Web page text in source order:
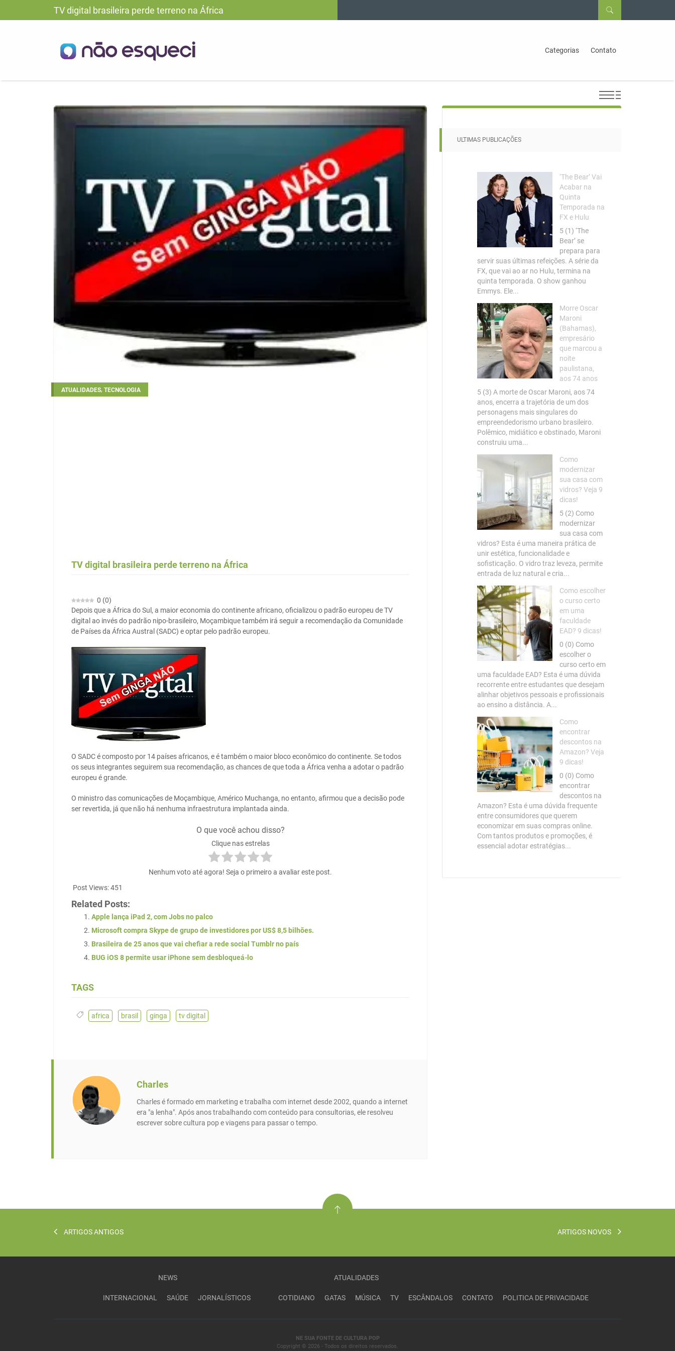
TV digital brasileira perde terreno na África
Categorias Contato
ATUALIDADES, TECNOLOGIA
TV digital brasileira perde terreno na África
0 (0)
Depois que a África do Sul, a maior economia do continente africano, oficializou o padrão europeu de TV
digital ao invés do padrão nipo-brasileiro, Moçambique também irá seguir a recomendação da Comunidade
de Países da África Austral (SADC) e optar pelo padrão europeu.
O SADC é composto por 14 países africanos, e é também o maior bloco econômico do continente. Se todos
os seus integrantes seguirem sua recomendação, as chances de que toda a África venha a adotar o padrão
europeu é grande.
O ministro das comunicações de Moçambique, Américo Muchanga, no entanto, afirmou que a decisão pode
ser revertida, já que não há nenhuma infraestrutura implantada ainda.
O que você achou disso?
Clique nas estrelas
Nenhum voto até agora! Seja o primeiro a avaliar este post.
Post Views:451
Related Posts:
Apple lança iPad 2, com Jobs no palco
Microsoft compra Skype de grupo de investidores por US$ 8,5 bilhões.
Brasileira de 25 anos que vai chefiar a rede social Tumblr no país
BUG iOS 8 permite usar iPhone sem desbloqueá-lo
TAGS
africa brasil ginga tv digital
Charles
Charles é formado em marketing e trabalha com internet desde 2002, quando a internet
era "a lenha". Após anos trabalhando com conteúdo para consultorias, ele resolveu
escrever sobre cultura pop e viagens para passar o tempo.
ULTIMAS PUBLICAÇÕES
‘The Bear’ Vai
Acabar na
Quinta
Temporada na
FX e Hulu
5 (1) ‘The
Bear’ se
prepara para
servir suas últimas refeições. A série da
FX, que vai ao ar no Hulu, termina na
quinta temporada. O show ganhou
Emmys. Ele...
Morre Oscar
Maroni
(Bahamas),
empresário
que marcou a
noite
paulistana,
aos 74 anos
5 (3) A morte de Oscar Maroni, aos 74
anos, encerra a trajetória de um dos
personagens mais singulares do
empreendedorismo urbano brasileiro.
Polêmico, midiático e obstinado, Maroni
construiu uma...
Como
modernizar
sua casa com
vidros? Veja 9
dicas!
5 (2) Como
modernizar
sua casa com
vidros? Esta é uma maneira prática de
unir estética, funcionalidade e
sofisticação. O vidro traz leveza, permite
entrada de luz natural e cria...
Como escolher
o curso certo
em uma
faculdade
EAD? 9 dicas!
0 (0) Como
escolher o
curso certo em
uma faculdade EAD? Esta é uma dúvida
recorrente entre estudantes que desejam
alinhar objetivos pessoais e profissionais
ao ensino a distância. A...
Como
encontrar
descontos na
Amazon? Veja
9 dicas!
0 (0) Como
encontrar
descontos na
Amazon? Esta é uma dúvida frequente
entre consumidores que querem
economizar em suas compras online.
Com tantos produtos e promoções, é
essencial adotar estratégias...
ARTIGOS ANTIGOS ARTIGOS NOVOS
NEWS
INTERNACIONAL SAÚDE JORNALÍSTICOS
ATUALIDADES
COTIDIANO GATAS MÚSICA TV ESCÂNDALOS CONTATO POLITICA DE PRIVACIDADE
NE SUA FONTE DE CULTURA POP
Copyright © 2026 - Todos os direitos reservados.